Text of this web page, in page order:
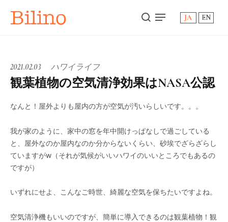
Bilino EN
JA
2021.02.03 ハワイライフ
観葉植物の空気清浄効果はNASA公認
なんと！屋外よりも屋内の方が空気が汚いらしいです。。。
我が家のように、家中の窓を年中開けっぱなしで過ごしている
と、屋外なのか屋内なのか分からないくらい、砂埃でざらざらし
ていますがw（それが気候がいいハワイのいいところでもあるの
ですが）
いずれにせよ、こんなご時世、綺麗な空気を保ちたいですよね。
空気清浄機もいいのですが、簡単に導入できるのは観葉植物！観